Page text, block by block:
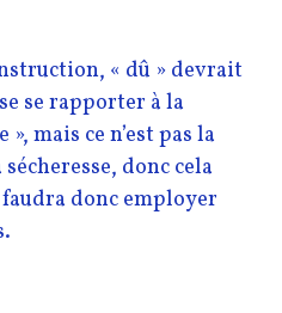
« dû » devrait
se rapporter à la
mais ce n’est pas la
donc cela
donc employer